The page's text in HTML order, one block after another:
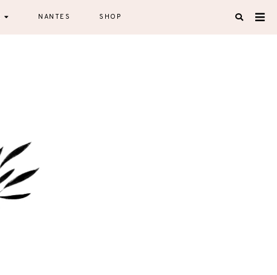
NANTES SHOP